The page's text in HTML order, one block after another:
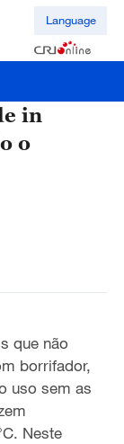
Language
in
o
que não
borrifador,
uso sem as
Neste